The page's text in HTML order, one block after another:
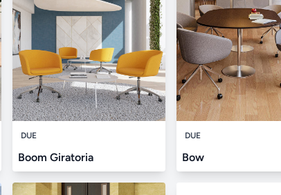
DUE
Boom Giratoria
DUE
Bow